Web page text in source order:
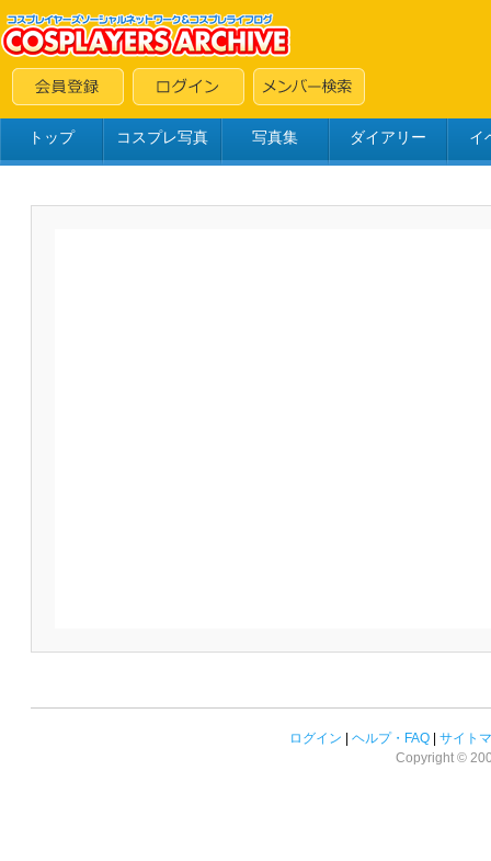
トップ コスプレ写真 写真集 ダイアリー イ
ログイン ヘルプ・FAQ
サイト
Copyright ©